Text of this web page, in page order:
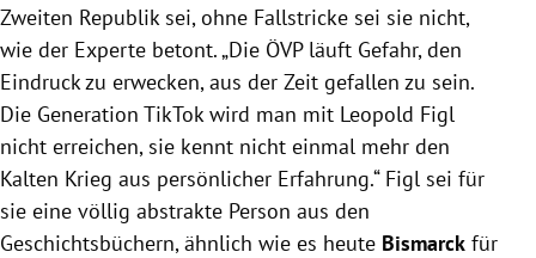
Zweiten Republik sei, ohne Fallstricke sei sie nicht,
wie der Experte betont. „Die ÖVP läuft Gefahr, den
Eindruck zu erwecken, aus der Zeit gefallen zu sein.
Die Generation TikTok wird man mit Leopold Figl
nicht erreichen, sie kennt nicht einmal mehr den
Kalten Krieg aus persönlicher Erfahrung.“ Figl sei für
sie eine völlig abstrakte Person aus den
Geschichtsbüchern, ähnlich wie es heute Bismarck für